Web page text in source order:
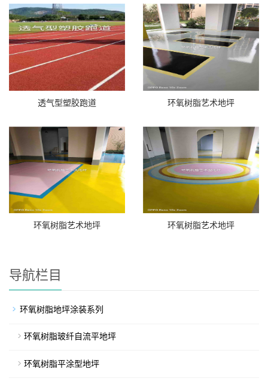
透气型塑胶跑道 环氧树脂艺术地坪
环氧树脂艺术地坪 环氧树脂艺术地坪
导航栏目
环氧树脂地坪涂装系列
环氧树脂玻纤自流平地坪
环氧树脂平涂型地坪